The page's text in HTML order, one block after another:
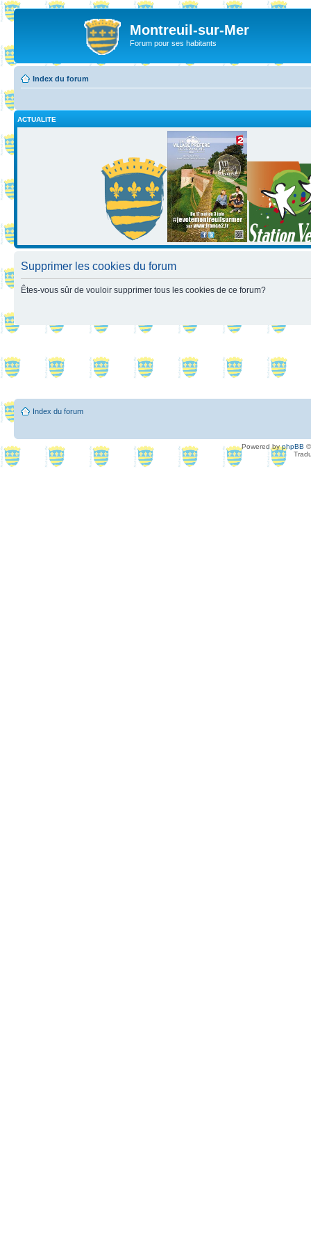
Montreuil-sur-Mer
Forum pour ses habitants
Index du forum
ACTUALITE
Supprimer les cookies du forum
Êtes-vous sûr de vouloir supprimer tous les cookies de ce forum?
Index du forum
Powered byphpBB